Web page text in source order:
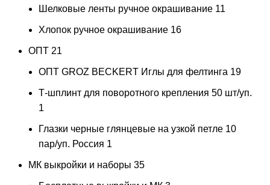
Шелковые ленты ручное окрашивание 11
Хлопок ручное окрашивание 16
ОПТ 21
ОПТ GROZ BECKERT Иглы для фелтинга 19
Т-шплинт для поворотного крепления 50 шт/уп.
1
Глазки черные глянцевые на узкой петле 10
пар/уп. Россия 1
МК выкройки и наборы 35